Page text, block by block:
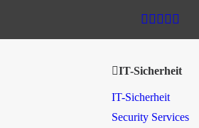
IT-Sicherheit
IT-Sicherheit
Security Services